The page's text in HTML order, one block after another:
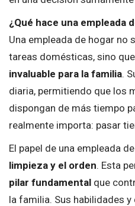
¿Qué hace una empleada
Una empleada de hogar no
tareas domésticas, sino
invaluable para la familia.
diaria, permitiendo que los
dispongan de más tiempo
realmente importa: pasar
El papel de una empleada
limpieza y el orden. Esta
pilar fundamental que
la familia. Sus habilidades